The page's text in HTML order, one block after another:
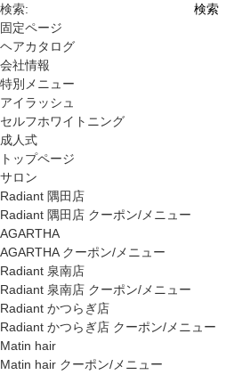
検索:
固定ページ
ヘアカタログ
会社情報
特別メニュー
アイラッシュ
セルフホワイトニング
成人式
トップページ
サロン
Radiant 隅田店
Radiant 隅田店 クーポン/メニュー
AGARTHA
AGARTHA クーポン/メニュー
Radiant 泉南店
Radiant 泉南店 クーポン/メニュー
Radiant かつらぎ店
Radiant かつらぎ店 クーポン/メニュー
Matin hair
Matin hair クーポン/メニュー